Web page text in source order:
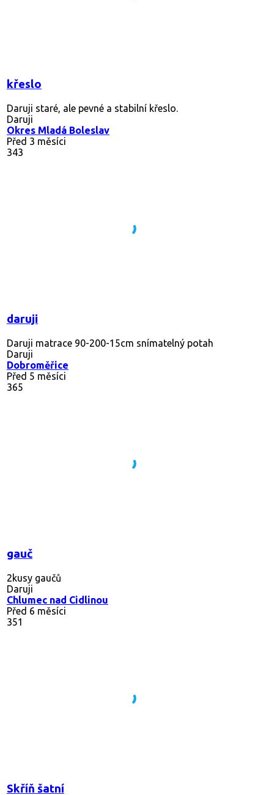
křeslo
Daruji staré, ale pevné a stabilní křeslo.
Daruji
Okres Mladá Boleslav
Před 3 měsíci
343
daruji
Daruji matrace 90-200-15cm snímatelný potah
Daruji
Dobroměřice
Před 5 měsíci
365
gauč
2kusy gaučů
Daruji
Chlumec nad Cidlinou
Před 6 měsíci
351
Skříň šatní